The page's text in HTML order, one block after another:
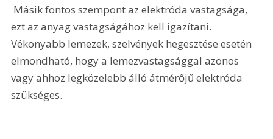
ezt az anyag vastagságához kell igazítani.
Vékonyabb lemezek, szelvények hegesztése esetén
elmondható, hogy a lemezvastagsággal azonos
vagy ahhoz legközelebb álló átmérőjű elektróda
szükséges.